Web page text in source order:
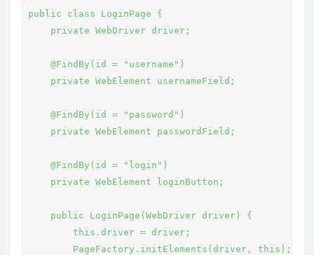
public class LoginPage {
    private WebDriver driver;
    @FindBy(id = "username")
    private WebElement usernameField;
    @FindBy(id = "password")
    private WebElement passwordField;
    @FindBy(id = "login")
    private WebElement loginButton;
    public LoginPage(WebDriver driver) {
        this.driver = driver;
        PageFactory.initElements(driver, this);